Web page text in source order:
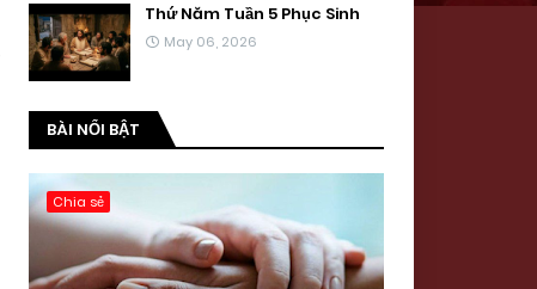
Thứ Năm Tuần 5 Phục Sinh
May 06, 2026
BÀI NỔI BẬT
Chia sẻ